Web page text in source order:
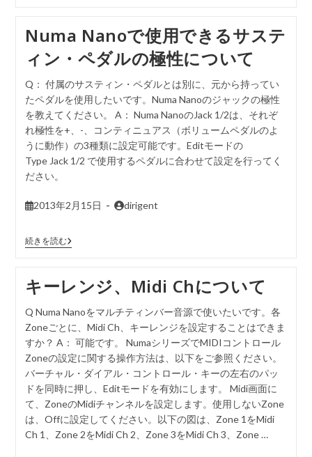
Numa Nanoで使用できるサステ
ィン・ペダルの極性について
Q： 付属のサスティン・ペダルとは別に、元から持ってい
たペダルを使用したいです。Numa Nanoのジャックの極性
を教えてください。 A： Numa NanoのJack 1/2は、それぞ
れ極性を+、-、コンティニュアス（ボリュームペダルのよ
うに動作）の3種類に設定可能です。Editモードの
Type Jack 1/2 で使用するペダルに合わせて設定を行ってく
ださい。
2013年2月15日 dirigent
続きを読む
キーレンジ、Midi Chについて
Q Numa Nanoをマルチティンバー音源で使いたいです。各
Zoneごとに、Midi Ch、キーレンジを設定することはできま
すか？ A： 可能です。 NumaシリーズでMIDIコントロール
Zoneの設定に関する操作方法は、以下をご参照ください。
バーチャル・ダイアル・コントロール・キーの左右のパッ
ドを同時に押し、Editモードを有効にします。 Midi画面に
て、ZoneのMidiチャンネルを設定します。使用しないZone
は、Offに設定してください。以下の図は、Zone 1をMidi
Ch 1、Zone 2をMidi Ch 2、Zone 3をMidi Ch 3、Zone …